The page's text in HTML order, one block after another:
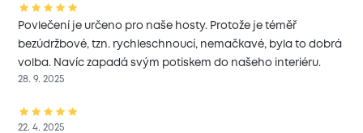
Povlečení je určeno pro naše hosty. Protože je téměř
bezúdržbové, tzn. rychleschnoucí, nemačkavé, byla to dobrá
volba. Navíc zapadá svým potiskem do našeho interiéru.
28. 9. 2025
22. 4. 2025